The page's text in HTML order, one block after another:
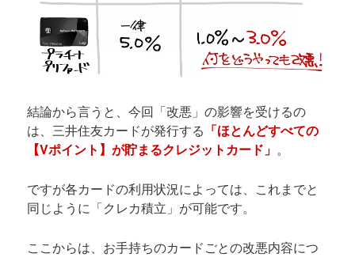
結論から言うと、今回「改悪」の影響を受けるの
は、三井住友カードが発行する 「ほとんどすべての
【Vポイント 】が貯まるクレジットカード」 。
ですが各カードの利用状況によっては、これまでと
同じように「クレカ積立」が可能です。
ここからは、お手持ちのカードごとの改悪内容につ